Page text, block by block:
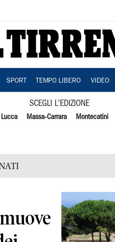
SPORT TEMPO LIBERO VIDEO
SCEGLI L'EDIZIONE
Lucca Massa-Carrara Montecatini